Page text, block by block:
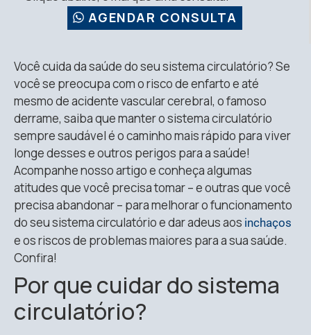
AGENDAR CONSULTA
Você cuida da saúde do seu sistema circulatório? Se
você se preocupa com o risco de enfarto e até
mesmo de acidente vascular cerebral, o famoso
derrame, saiba que manter o sistema circulatório
sempre saudável é o caminho mais rápido para viver
longe desses e outros perigos para a saúde!
Acompanhe nosso artigo e conheça algumas
atitudes que você precisa tomar – e outras que você
precisa abandonar – para melhorar o funcionamento
do seu sistema circulatório e dar adeus aos inchaços
e os riscos de problemas maiores para a sua saúde.
Confira!
Por que cuidar do sistema
circulatório?